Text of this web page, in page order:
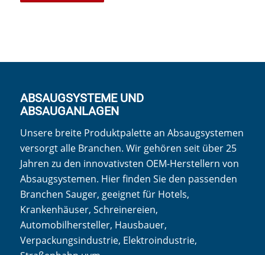
ABSAUGSYSTEME UND
ABSAUGANLAGEN
Unsere breite Produktpalette an Absaugsystemen
versorgt alle Branchen. Wir gehören seit über 25
Jahren zu den innovativsten OEM-Herstellern von
Absaugsystemen. Hier finden Sie den passenden
Branchen Sauger, geeignet für Hotels,
Krankenhäuser, Schreinereien,
Automobilhersteller, Hausbauer,
Verpackungsindustrie, Elektroindustrie,